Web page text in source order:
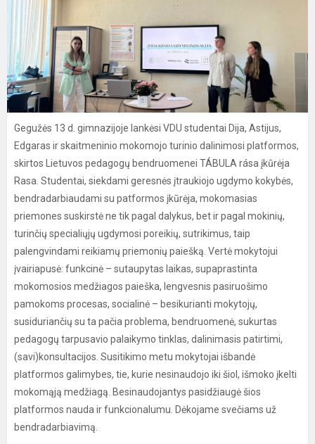
Gegužės 13 d. gimnazijoje lankėsi VDU studentai Dija, Astijus,
Edgaras ir skaitmeninio mokomojo turinio dalinimosi platformos,
skirtos Lietuvos pedagogų bendruomenei TÁBULA rása įkūrėja
Rasa. Studentai, siekdami geresnės įtraukiojo ugdymo kokybės,
bendradarbiaudami su patformos įkūrėja, mokomasias
priemones suskirstė ne tik pagal dalykus, bet ir pagal mokinių,
turinčių specialiųjų ugdymosi poreikių, sutrikimus, taip
palengvindami reikiamų priemonių paiešką. Vertė mokytojui
įvairiapusė: funkcinė – sutaupytas laikas, supaprastinta
mokomosios medžiagos paieška, lengvesnis pasiruošimo
pamokoms procesas, socialinė – besikurianti mokytojų,
susiduriančių su ta pačia problema, bendruomenė, sukurtas
pedagogų tarpusavio palaikymo tinklas, dalinimasis patirtimi,
(savi)konsultacijos. Susitikimo metu mokytojai išbandė
platformos galimybes, tie, kurie nesinaudojo iki šiol, išmoko įkelti
mokomąją medžiagą. Besinaudojantys pasidžiaugė šios
platformos nauda ir funkcionalumu. Dėkojame svečiams už
bendradarbiavimą.